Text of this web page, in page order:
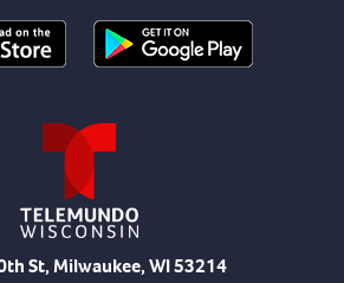
St, Milwaukee, WI 53214